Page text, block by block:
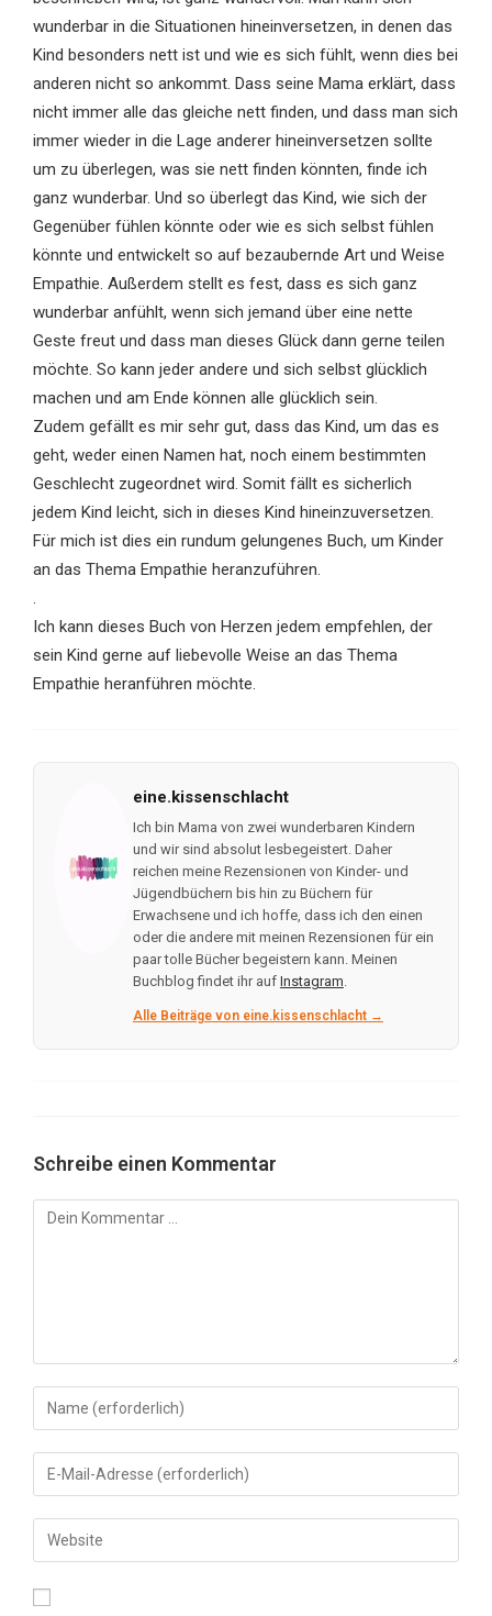
wunderbar in die Situationen hineinversetzen, in denen das
Kind besonders nett ist und wie es sich fühlt, wenn dies bei
anderen nicht so ankommt. Dass seine Mama erklärt, dass
nicht immer alle das gleiche nett finden, und dass man sich
immer wieder in die Lage anderer hineinversetzen sollte
um zu überlegen, was sie nett finden könnten, finde ich
ganz wunderbar. Und so überlegt das Kind, wie sich der
Gegenüber fühlen könnte oder wie es sich selbst fühlen
könnte und entwickelt so auf bezaubernde Art und Weise
Empathie. Außerdem stellt es fest, dass es sich ganz
wunderbar anfühlt, wenn sich jemand über eine nette
Geste freut und dass man dieses Glück dann gerne teilen
möchte. So kann jeder andere und sich selbst glücklich
machen und am Ende können alle glücklich sein.
Zudem gefällt es mir sehr gut, dass das Kind, um das es
geht, weder einen Namen hat, noch einem bestimmten
Geschlecht zugeordnet wird. Somit fällt es sicherlich
jedem Kind leicht, sich in dieses Kind hineinzuversetzen.
Für mich ist dies ein rundum gelungenes Buch, um Kinder
an das Thema Empathie heranzuführen.
.
Ich kann dieses Buch von Herzen jedem empfehlen, der
sein Kind gerne auf liebevolle Weise an das Thema
Empathie heranführen möchte.
eine.kissenschlacht
Ich bin Mama von zwei wunderbaren Kindern
und wir sind absolut lesbegeistert. Daher
reichen meine Rezensionen von Kinder- und
Jügendbüchern bis hin zu Büchern für
Erwachsene und ich hoffe, dass ich den einen
oder die andere mit meinen Rezensionen für ein
paar tolle Bücher begeistern kann. Meinen
Buchblog findet ihr auf Instagram.
Alle Beiträge von eine.kissenschlacht →
Schreibe einen Kommentar
Kommentar
Gib
deinen
Namen
oder
zum
Kommentieren
ein
Gib
deine
E-
Mail-
zum
Gib
deine
Website-